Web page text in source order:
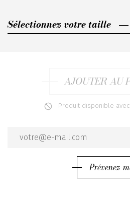
Sélectionnez votre taille
Sélectionnez votre taille
AJOUTER AU
Produit disponible
Prévenez-